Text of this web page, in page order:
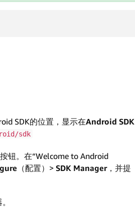
SDK的位置，显示在Android SDK
sdk
钮。在“Welcome to Android
（配置）> SDK Manager，并提